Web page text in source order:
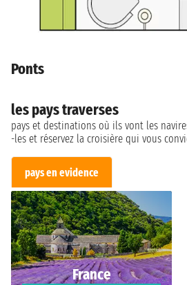
Ponts
les pays traverses
pays et destinations où ils vont les
-les et réservez la croisière qui vous
pays en evidence
France